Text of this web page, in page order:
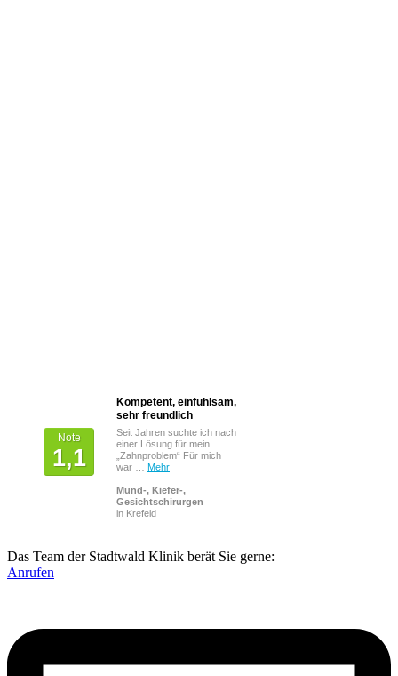
Kompetent, einfühlsam,
sehr freundlich
Seit Jahren suchte ich nach
einer Lösung für mein
„Zahnproblem“ Für mich
war … Mehr
Mund-, Kiefer-,
Gesichtschirurgen
in Krefeld
Note
1,1
Das Team der Stadtwald Klinik berät Sie gerne:
Anrufen